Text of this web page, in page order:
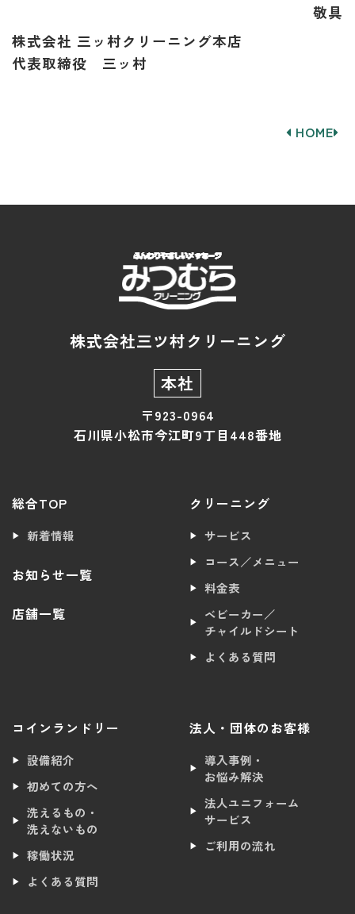
敬具
株式会社 三ッ村クリーニング本店
代表取締役 三ッ村
HOME
株式会社三ツ村クリーニング
本社
〒923-0964
石川県小松市今江町9丁目448番地
総合TOP
新着情報
お知らせ一覧
店舗一覧
クリーニング
サービス
コース／メニュー
料金表
ベビーカー／
チャイルドシート
よくある質問
コインランドリー
設備紹介
初めての方へ
洗えるもの・
洗えないもの
稼働状況
よくある質問
法人・団体のお客様
導入事例・
お悩み解決
法人ユニフォーム
サービス
ご利用の流れ